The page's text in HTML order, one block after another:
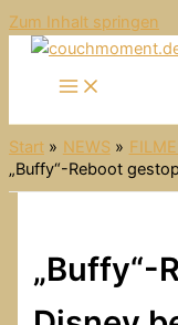
Zum Inhalt springen
Start NEWS
„Buffy“-Reboot
„Buffy“-